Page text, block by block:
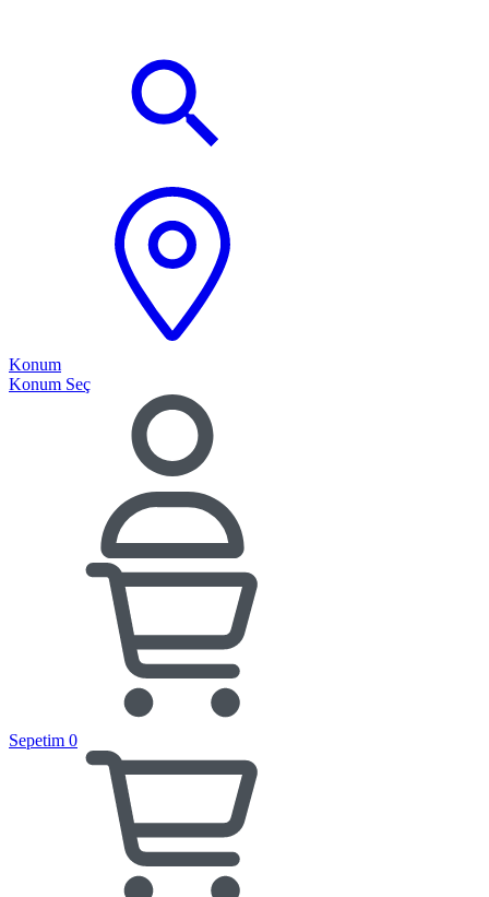
Konum
Konum Seç
Sepetim 0